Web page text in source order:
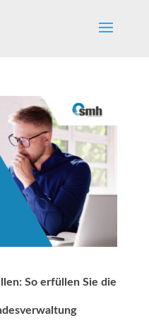
So erfüllen Sie die